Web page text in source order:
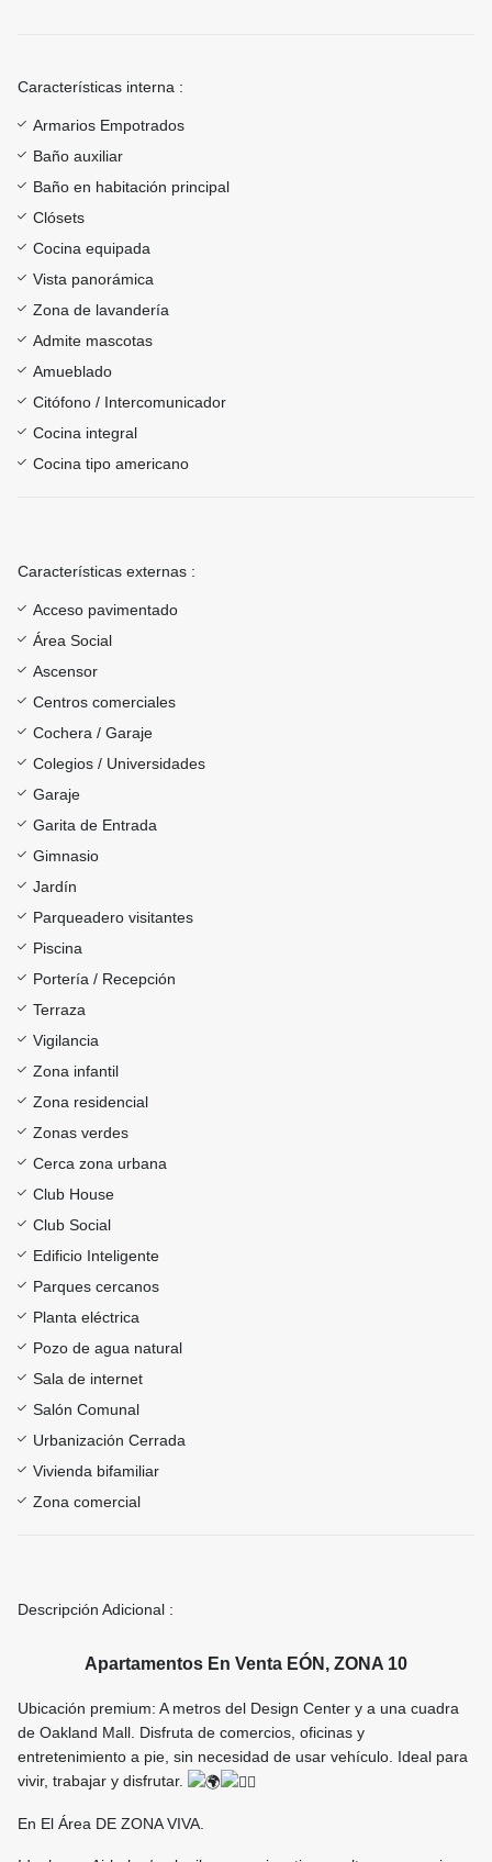
Características interna :
Armarios Empotrados
Baño auxiliar
Baño en habitación principal
Clósets
Cocina equipada
Vista panorámica
Zona de lavandería
Admite mascotas
Amueblado
Citófono / Intercomunicador
Cocina integral
Cocina tipo americano
Características externas :
Acceso pavimentado
Área Social
Ascensor
Centros comerciales
Cochera / Garaje
Colegios / Universidades
Garaje
Garita de Entrada
Gimnasio
Jardín
Parqueadero visitantes
Piscina
Portería / Recepción
Terraza
Vigilancia
Zona infantil
Zona residencial
Zonas verdes
Cerca zona urbana
Club House
Club Social
Edificio Inteligente
Parques cercanos
Planta eléctrica
Pozo de agua natural
Sala de internet
Salón Comunal
Urbanización Cerrada
Vivienda bifamiliar
Zona comercial
Descripción Adicional :
Apartamentos En Venta EÓN, ZONA 10
Ubicación premium: A metros del Design Center y a una cuadra
de Oakland Mall. Disfruta de comercios, oficinas y
entretenimiento a pie, sin necesidad de usar vehículo. Ideal para
vivir, trabajar y disfrutar.
En El Área DE ZONA VIVA.